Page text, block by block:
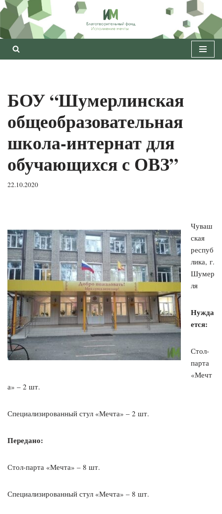
Перейти
к
содержимому
БОУ “Шумерлинская
общеобразовательная
школа-интернат для
обучающихся с ОВЗ”
22.10.2020
Чуваш
ская
респуб
лика, г.
Шумер
ля
Нужда
ется:
Стол-
парта
«Мечт
а» – 2 шт.
Специализированный стул «Мечта» – 2 шт.
Передано:
Стол-парта «Мечта» – 8 шт.
Специализированный стул «Мечта» – 8 шт.